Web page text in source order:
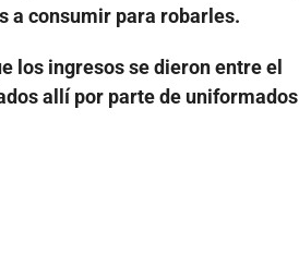
a consumir para robarles.
los ingresos se dieron entre el
allí por parte de uniformados